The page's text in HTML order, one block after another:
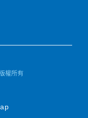
權所有